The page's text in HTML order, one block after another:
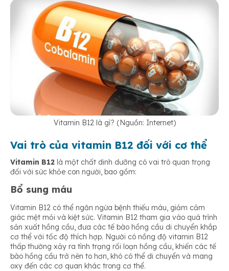
Vitamin B12 là gì? (Nguồn: Internet)
Vai trò của vitamin B12 đối với cơ thể
Vitamin B12 là một chất dinh dưỡng có vai trò quan trọng
đối với sức khỏe con người, bao gồm:
Bổ sung máu
Vitamin B12 có thể ngăn ngừa bệnh thiếu máu, giảm cảm
giác mệt mỏi và kiệt sức. Vitamin B12 tham gia vào quá trình
sản xuất hồng cầu, đưa các tế bào hồng cầu di chuyển khắp
cơ thể với tốc độ thích hợp. Người có nồng độ vitamin B12
thấp thường xảy ra tình trạng rối loạn hồng cầu, khiến các tế
bào hồng cầu trở nên to hơn, khó có thể di chuyển và mang
oxy đến các cơ quan khác trong cơ thể.